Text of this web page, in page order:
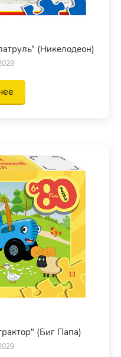
(Никелодеон)
(Биг Папа)